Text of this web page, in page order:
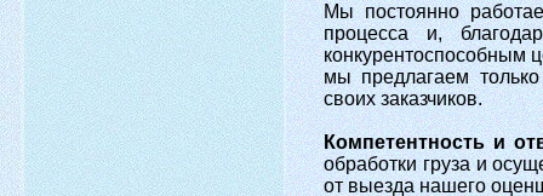
Мы постоянно
процесса и,
конкурентоспособным
мы предлагаем
своих заказчиков.
Компетентность и
обработки груза и
от выезда нашего